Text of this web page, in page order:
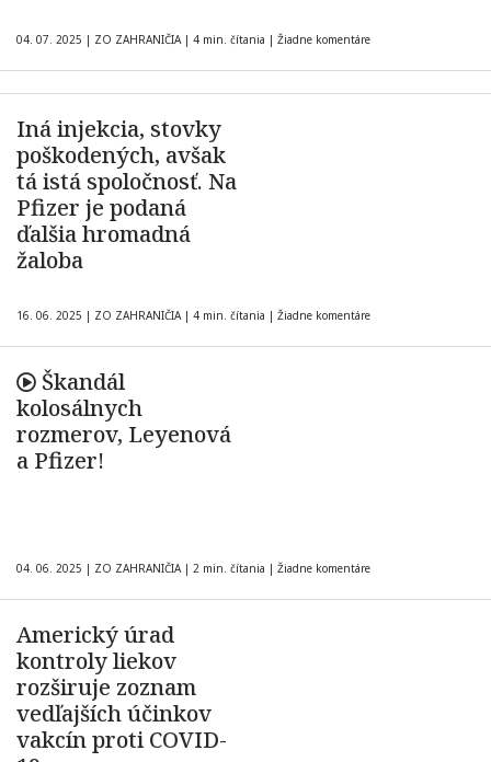
04. 07. 2025 | ZO ZAHRANIČIA | 4 min. čítania | Žiadne komentáre
Iná injekcia, stovky
poškodených, avšak
tá istá spoločnosť. Na
Pfizer je podaná
ďalšia hromadná
žaloba
16. 06. 2025 | ZO ZAHRANIČIA | 4 min. čítania | Žiadne komentáre
Škandál
kolosálnych
rozmerov, Leyenová
a Pfizer!
04. 06. 2025 | ZO ZAHRANIČIA | 2 min. čítania | Žiadne komentáre
Americký úrad
kontroly liekov
rozširuje zoznam
vedľajších účinkov
vakcín proti COVID-